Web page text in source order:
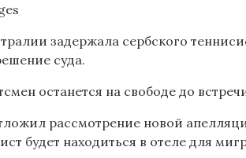
задержала сербского
суда.
останется на свободе до
рассмотрение новой
будет находиться в отеле для